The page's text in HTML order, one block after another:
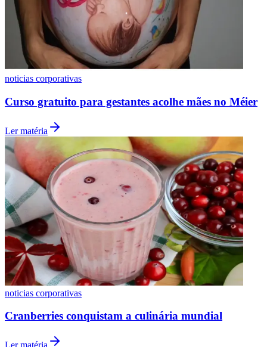
Grêmio
noticias corporativas
Curso gratuito para gestantes acolhe mães no Méier
Ler matéria
noticias corporativas
Cranberries conquistam a culinária mundial
Ler matéria